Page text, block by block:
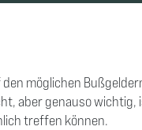
möglichen
aber genauso wichtig,
treffen können.